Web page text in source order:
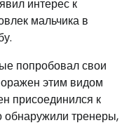
интерес к
мальчика в
попробовал свои
этим видом
присоединился к
обнаружили тренеры,